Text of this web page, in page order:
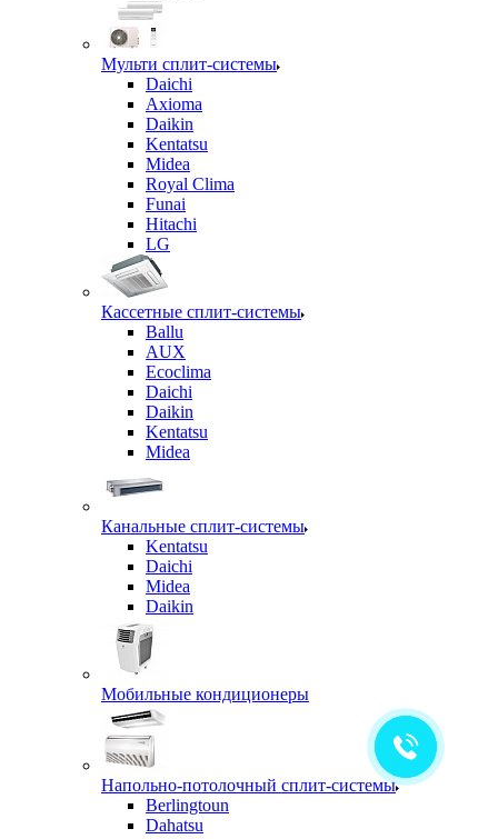
Мульти сплит-системы
Daichi
Axioma
Daikin
Kentatsu
Midea
Royal Clima
Funai
Hitachi
LG
Кассетные сплит-системы
Ballu
AUX
Ecoclima
Daichi
Daikin
Kentatsu
Midea
Канальные сплит-системы
Kentatsu
Daichi
Midea
Daikin
Мобильные кондиционеры
Напольно-потолочный сплит-системы
Berlingtoun
Dahatsu